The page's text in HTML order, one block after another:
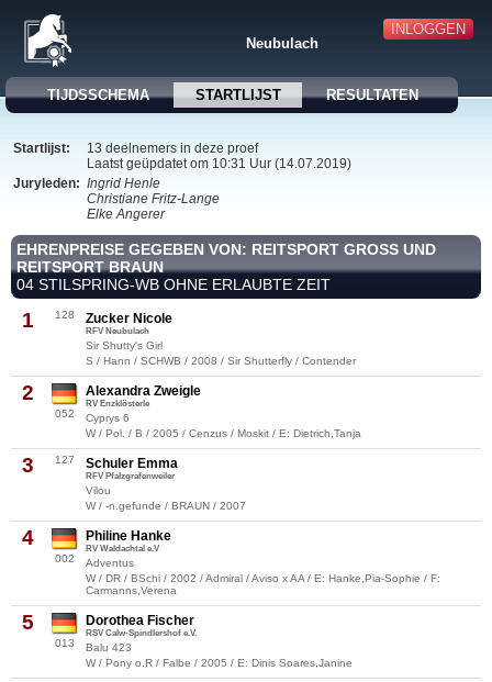
INLOGGEN
Neubulach
TIJDSSCHEMA STARTLIJST RESULTATEN
Startlijst:
13 deelnemers in deze proef
Laatst geüpdatet om 10:31 Uur (14.07.2019)
Juryleden: Ingrid Henle
Christiane Fritz-Lange
Elke Angerer
EHRENPREISE GEGEBEN VON: REITSPORT GROSS UND R
EITSPORT BRAUN
04 STILSPRING-WB OHNE ERLAUBTE ZEIT
1 128 Zucker Nicole
RFV Neubulach
Sir Shutty's Girl
S / Hann / SCHWB / 2008 / Sir Shutterfly / Contender
2
052
Alexandra Zweigle
RV Enzklösterle
Cyprys 6
W / Pol. / B / 2005 / Cenzus / Moskit / E: Dietrich,Tanja
3 127 Schuler Emma
RFV Pfalzgrafenweiler
Vilou
W / -n.gefunde / BRAUN / 2007
4
002
Philine Hanke
RV Waldachtal e.V
Adventus
W / DR / BSchi / 2002 / Admiral / Aviso x AA / E: Hanke,Pia-Sophie / F:
Carmanns,Verena
5
013
Dorothea Fischer
RSV Calw-Spindlershof e.V.
Balu 423
W / Pony o.R / Falbe / 2005 / E: Dinis Soares,Janine